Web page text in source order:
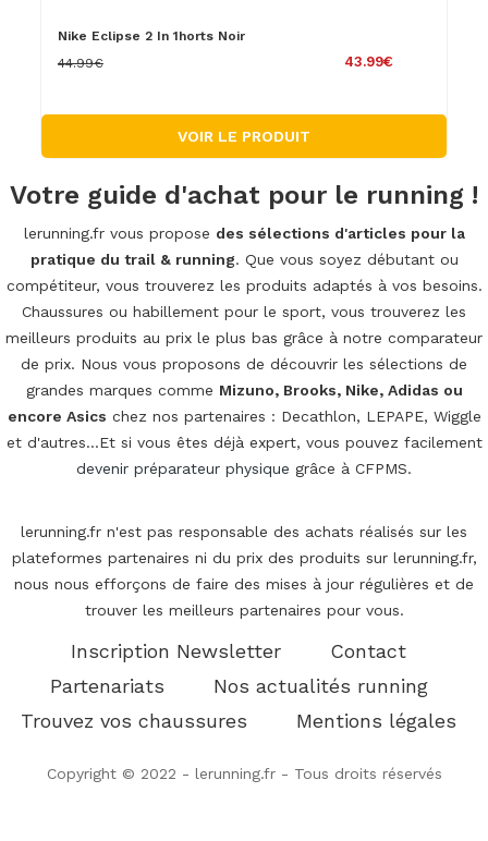
Nike Eclipse 2 In 1horts Noir
43.99€
44.99€
VOIR LE PRODUIT
Votre guide d'achat pour le running !
lerunning.fr vous propose des sélections d'articles pour la
pratique du trail & running. Que vous soyez débutant ou
compétiteur, vous trouverez les produits adaptés à vos besoins.
Chaussures ou habillement pour le sport, vous trouverez les
meilleurs produits au prix le plus bas grâce à notre comparateur
de prix. Nous vous proposons de découvrir les sélections de
grandes marques comme Mizuno, Brooks, Nike, Adidas ou
encore Asics chez nos partenaires : Decathlon, LEPAPE, Wiggle
et d'autres...Et si vous êtes déjà expert, vous pouvez facilement
devenir préparateur physique grâce à CFPMS.
lerunning.fr n'est pas responsable des achats réalisés sur les
plateformes partenaires ni du prix des produits sur lerunning.fr,
nous nous efforçons de faire des mises à jour régulières et de
trouver les meilleurs partenaires pour vous.
Inscription Newsletter
Contact
Partenariats
Nos actualités running
Trouvez vos chaussures
Mentions légales
Copyright © 2022 - lerunning.fr - Tous droits réservés